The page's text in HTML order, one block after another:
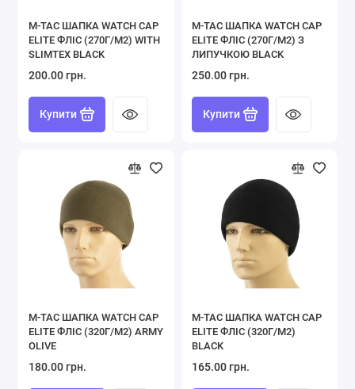
M-TAC ШАПКА WATCH CAP
ELITE ФЛІС (270Г/М2) WITH
SLIMTEX BLACK
200.00 грн.
Купити
M-TAC ШАПКА WATCH CAP
ELITE ФЛІС (270Г/М2) З
ЛИПУЧКОЮ BLACK
250.00 грн.
Купити
M-TAC ШАПКА WATCH CAP
ELITE ФЛІС (320Г/М2) ARMY
OLIVE
180.00 грн.
M-TAC ШАПКА WATCH CAP
ELITE ФЛІС (320Г/М2)
BLACK
165.00 грн.